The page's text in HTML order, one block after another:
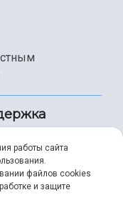
работы сайта
файлов cookies
и защите